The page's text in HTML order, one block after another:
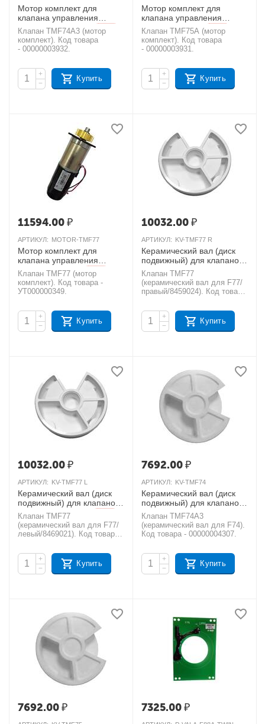
Мотор комплект для
клапана управления
RUNXIN TMF74A3
Клапан TMF74A3 (мотор
комплект). Код товара
- 00000003932.
+
−
Купить
Мотор комплект для
клапана управления
RUNXIN F75A1
Клапан TMF75A (мотор
комплект). Код товара
- 00000003931.
+
−
Купить
11594.00₽
АРТИКУЛ: MOTOR-TMF77
Мотор комплект для
клапана управления
RUNXIN TMF77
Клапан TMF77 (мотор
комплект). Код товара -
УТ000000349.
+
−
Купить
10032.00₽
АРТИКУЛ: KV-TMF77 R
Керамический вал (диск
подвижный) для клапанов
Runxin F77/правый
Клапан TMF77
(керамический вал для F77/
правый/8459024). Код товара
+
−
Купить
10032.00₽
АРТИКУЛ: KV-TMF77 L
Керамический вал (диск
подвижный) для клапанов
Runxin F77/левый
Клапан TMF77
(керамический вал для F77/
левый/8469021). Код товара
+
−
Купить
7692.00₽
АРТИКУЛ: KV-TMF74
Керамический вал (диск
подвижный) для клапанов
Runxin TMF74A3, TMF74
Клапан TMF74A3
(керамический вал для F74).
Код товара - 00000004307.
+
−
Купить
7692.00₽ 7325.00₽